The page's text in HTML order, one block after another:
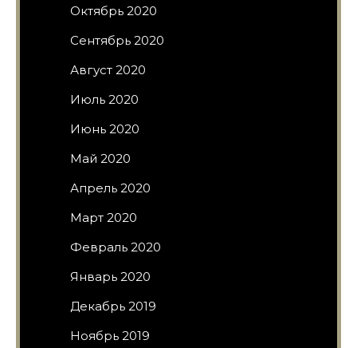
Октябрь 2020
Сентябрь 2020
Август 2020
Июль 2020
Июнь 2020
Май 2020
Апрель 2020
Март 2020
Февраль 2020
Январь 2020
Декабрь 2019
Ноябрь 2019